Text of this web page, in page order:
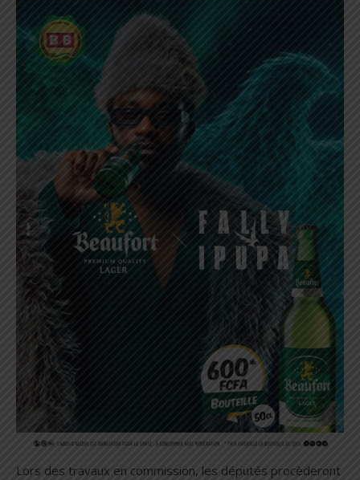
Lors des travaux en commission, les députés procèderont